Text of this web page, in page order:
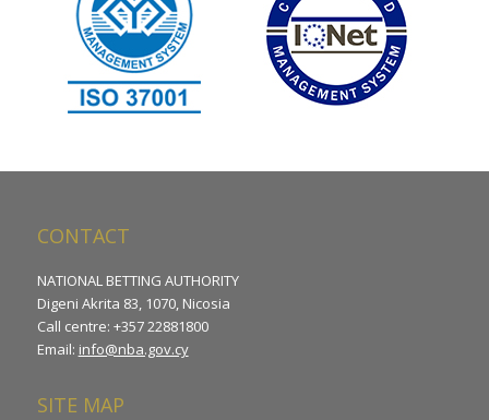
CONTACT
NATIONAL BETTING AUTHORITY
Digeni Akrita 83, 1070, Nicosia
Call centre: +357 22881800
Email: info@nba.gov.cy
SITE MAP